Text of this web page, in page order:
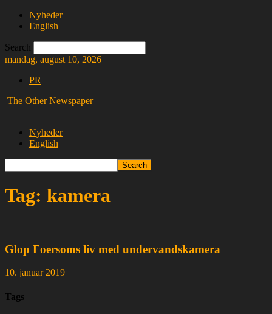
Nyheder
English
Search
mandag, august 10, 2026
PR
The Other Newspaper
Nyheder
English
Tag: kamera
Glop Foersoms liv med undervandskamera
10. januar 2019
Tags